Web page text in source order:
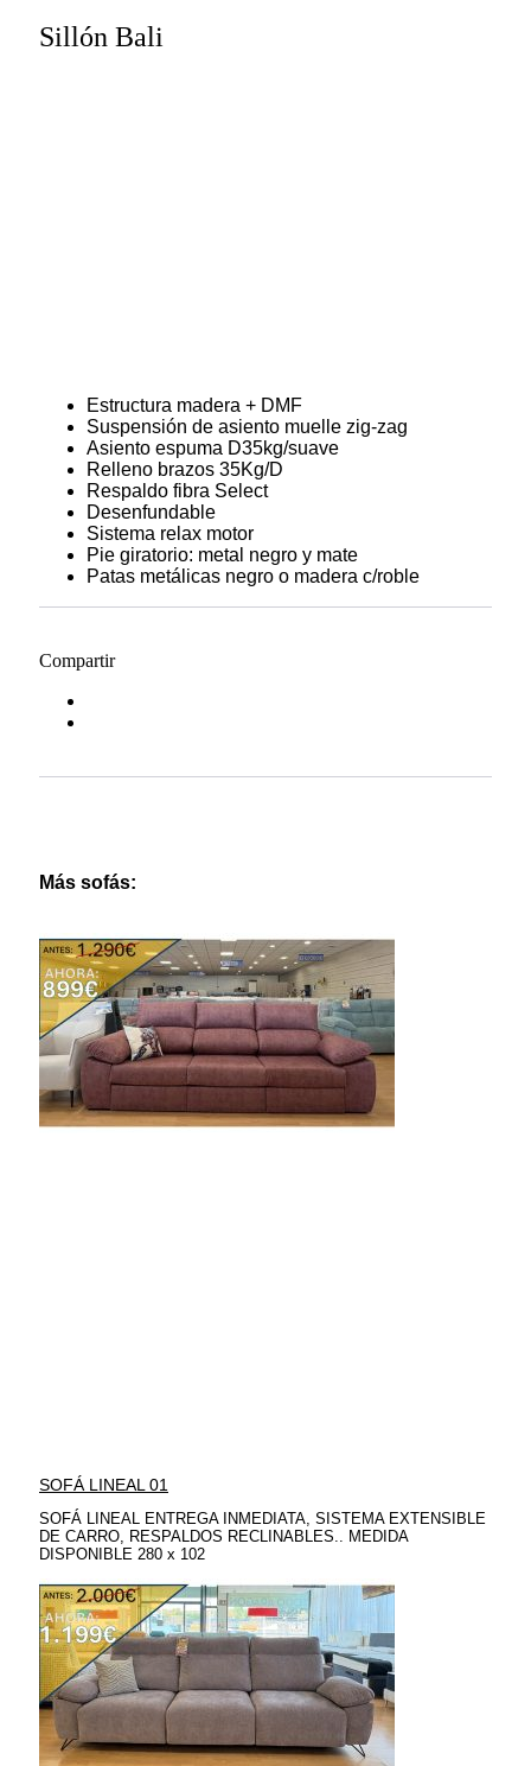
Sillón Bali
Estructura madera + DMF
Suspensión de asiento muelle zig-zag
Asiento espuma D35kg/suave
Relleno brazos 35Kg/D
Respaldo fibra Select
Desenfundable
Sistema relax motor
Pie giratorio: metal negro y mate
Patas metálicas negro o madera c/roble
Compartir
Más sofás:
SOFÁ LINEAL 01
SOFÁ LINEAL ENTREGA INMEDIATA, SISTEMA EXTENSIBLE
DE CARRO, RESPALDOS RECLINABLES.. MEDIDA
DISPONIBLE 280 x 102